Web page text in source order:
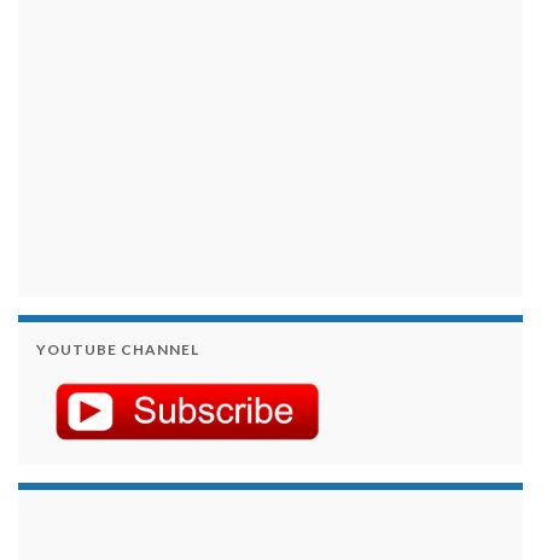
YOUTUBE CHANNEL